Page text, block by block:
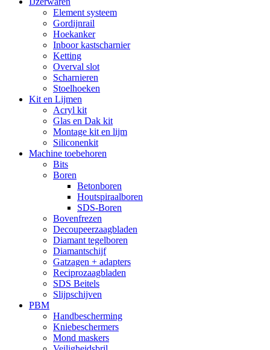
Element systeem
Gordijnrail
Hoekanker
Inboor kastscharnier
Ketting
Overval slot
Scharnieren
Stoelhoeken
Kit en Lijmen
Acryl kit
Glas en Dak kit
Montage kit en lijm
Siliconenkit
Machine toebehoren
Bits
Boren
Betonboren
Houtspiraalboren
SDS-Boren
Bovenfrezen
Decoupeerzaagbladen
Diamant tegelboren
Diamantschijf
Gatzagen + adapters
Reciprozaagbladen
SDS Beitels
Slijpschijven
PBM
Handbescherming
Kniebeschermers
Mond maskers